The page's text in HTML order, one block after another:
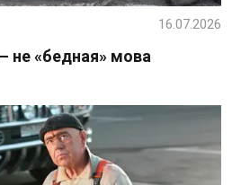
не «бедная» мова
16.07.2026